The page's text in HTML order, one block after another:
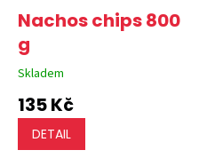
Nachos chips 800
g
Průměrné
hodnocení
produktu
5,0
Skladem
135 Kč
DETAIL